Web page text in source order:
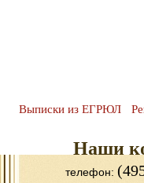
Выписки из ЕГРЮЛ
Наши
телефон: